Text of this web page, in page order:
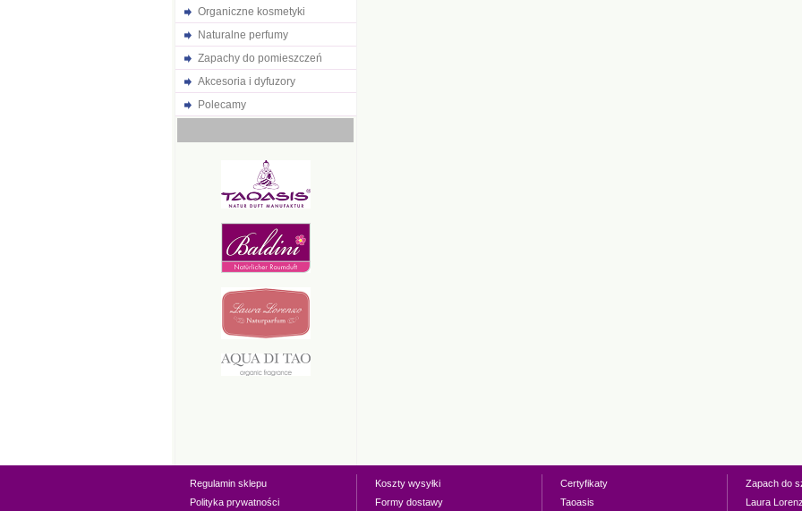
Organiczne kosmetyki
Naturalne perfumy
Zapachy do pomieszczeń
Akcesoria i dyfuzory
Polecamy
Regulamin sklepu
Polityka prywatności
Koszty wysyłki
Formy dostawy
Certyfikaty
Taoasis
Zapach do
Laura